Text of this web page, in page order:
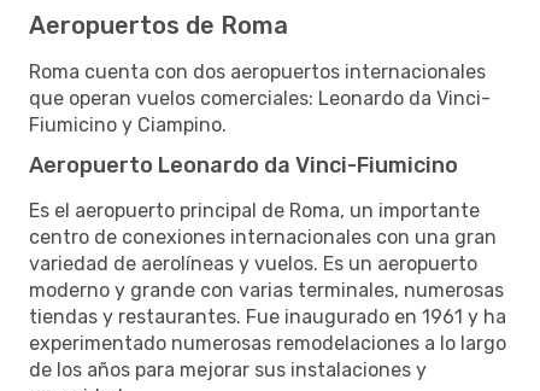
Aeropuertos de Roma
Roma cuenta con dos aeropuertos internacionales
que operan vuelos comerciales: Leonardo da Vinci-
Fiumicino y Ciampino.
Aeropuerto Leonardo da Vinci-Fiumicino
Es el aeropuerto principal de Roma, un importante
centro de conexiones internacionales con una gran
variedad de aerolíneas y vuelos. Es un aeropuerto
moderno y grande con varias terminales, numerosas
tiendas y restaurantes. Fue inaugurado en 1961 y ha
experimentado numerosas remodelaciones a lo largo
de los años para mejorar sus instalaciones y